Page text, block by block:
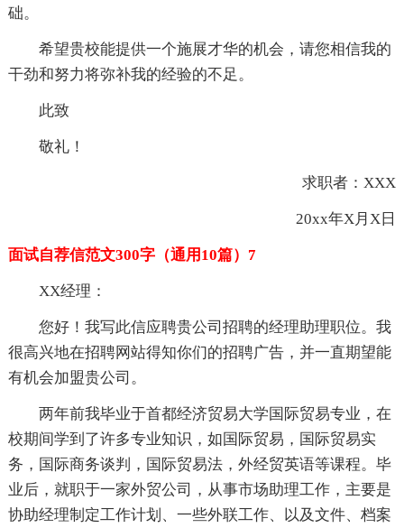
础。
希望贵校能提供一个施展才华的机会，请您相信我的
干劲和努力将弥补我的经验的不足。
此致
敬礼！
求职者：XXX
20xx年X月X日
面试自荐信范文300字（通用10篇）7
XX经理：
您好！我写此信应聘贵公司招聘的经理助理职位。我
很高兴地在招聘网站得知你们的招聘广告，并一直期望能
有机会加盟贵公司。
两年前我毕业于首都经济贸易大学国际贸易专业，在
校期间学到了许多专业知识，如国际贸易，国际贸易实
务，国际商务谈判，国际贸易法，外经贸英语等课程。毕
业后，就职于一家外贸公司，从事市场助理工作，主要是
协助经理制定工作计划、一些外联工作、以及文件、档案